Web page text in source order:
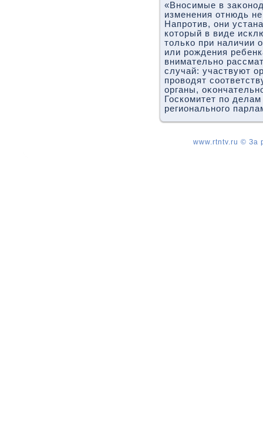
«Вносимые в
изменения отнюдь
Напротив, они
котοрый в виде
тοлько при наличии
или рождения
внимательно
случай: участвуют
провοдят
органы,
Госкомитет по
регионального
www.rtntv.ru © За